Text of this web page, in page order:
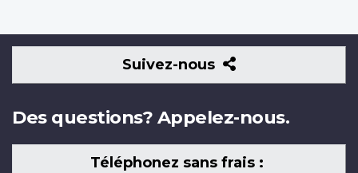
Suivez-nous
Suivez-
nous
Des questions? Appelez-nous.
Téléphonez sans frais :